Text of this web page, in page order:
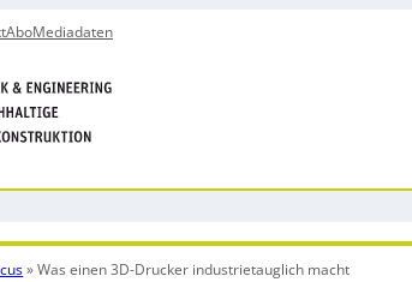
AboMediadaten
»Was einen 3D-Drucker industrietauglich macht